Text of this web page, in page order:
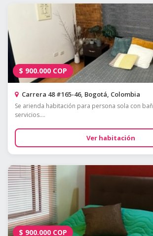
$ 900.000 COP
Carrera 48 #165-46, Bogotá, Colombia
Se arienda habitación para persona sola con
servicios....
Ver habitación
$ 900.000 COP